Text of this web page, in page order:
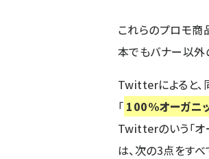
これらのプロモ商
本でもバナー以外
Twitterによると、
「 100%オーガニ
Twitterのいう「オ
は、次の3点をす